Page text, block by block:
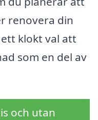
renovera din
klokt val att
som en del av
och utan